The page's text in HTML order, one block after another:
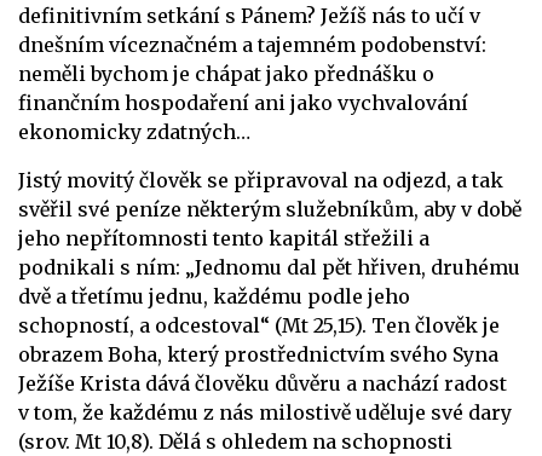
definitivním setkání s Pánem? Ježíš nás to učí v
dnešním víceznačném a tajemném podobenství:
neměli bychom je chápat jako přednášku o
finančním hospodaření ani jako vychvalování
ekonomicky zdatných…
Jistý movitý člověk se připravoval na odjezd, a tak
svěřil své peníze některým služebníkům, aby v době
jeho nepřítomnosti tento kapitál střežili a
podnikali s ním: „Jednomu dal pět hřiven, druhému
dvě a třetímu jednu, každému podle jeho
schopností, a odcestoval“ (Mt 25,15). Ten člověk je
obrazem Boha, který prostřednictvím svého Syna
Ježíše Krista dává člověku důvěru a nachází radost
v tom, že každému z nás milostivě uděluje své dary
(srov. Mt 10,8). Dělá s ohledem na schopnosti